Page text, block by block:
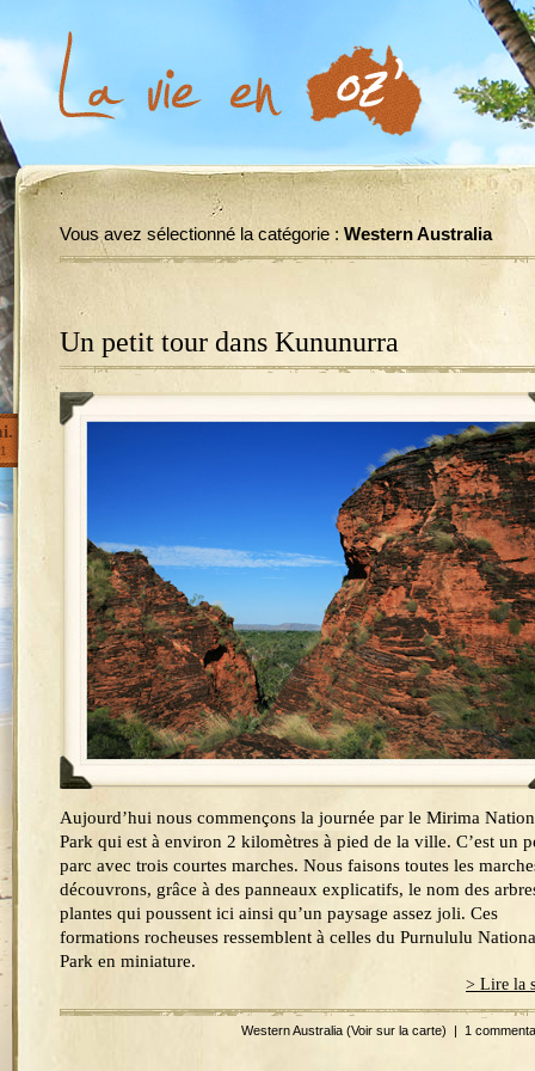
Vous avez sélectionné la catégorie : Western Australia
Un petit tour dans Kununurra
Aujourd’hui nous commençons la journée par le Mirima
Park qui est à environ 2 kilomètres à pied de la ville. C’est un
parc avec trois courtes marches. Nous faisons toutes les
découvrons, grâce à des panneaux explicatifs, le nom des
plantes qui poussent ici ainsi qu’un paysage assez joli. Ces
formations rocheuses ressemblent à celles du Purnululu
Park en miniature.
> Lire la
Western Australia (Voir sur la carte) | 1